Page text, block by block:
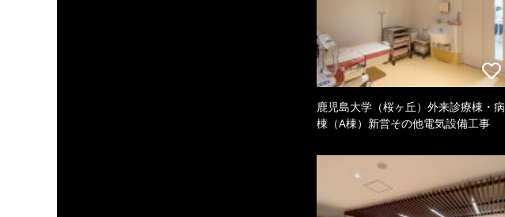
鹿児島大学（桜ヶ丘）外来診療棟・病
棟（A棟）新営その他電気設備工事